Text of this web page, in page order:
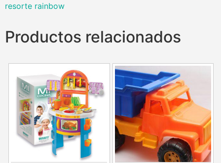
resorte rainbow
Productos relacionados